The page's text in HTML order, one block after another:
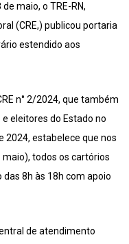
maio, o TRE-RN,
(CRE,) publicou portaria
estendido aos
n° 2/2024, que também
eleitores do Estado no
2024, estabelece que nos
maio), todos os cartórios
8h às 18h com apoio
de atendimento